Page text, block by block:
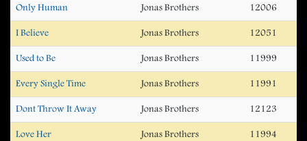
Only Human Jonas Brothers 12006
I Believe Jonas Brothers 12051
Used to Be Jonas Brothers 11999
Every Single Time Jonas Brothers 11991
Dont Throw It Away Jonas Brothers 12123
Love Her Jonas Brothers 11994